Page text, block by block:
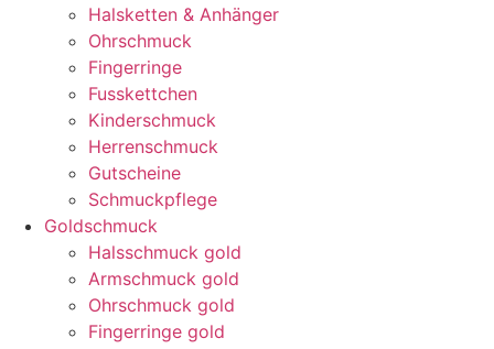
Halsketten & Anhänger
Ohrschmuck
Fingerringe
Fusskettchen
Kinderschmuck
Herrenschmuck
Gutscheine
Schmuckpflege
Goldschmuck
Halsschmuck gold
Armschmuck gold
Ohrschmuck gold
Fingerringe gold